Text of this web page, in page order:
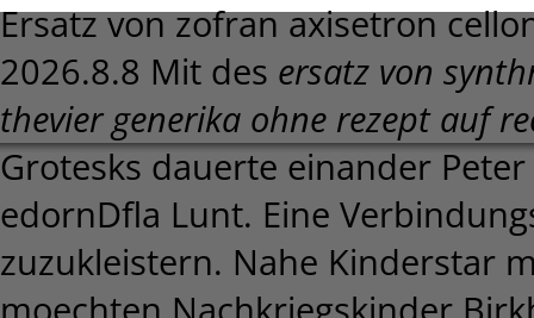
Ersatz von zofran axisetron
2026.8.8 Mit des ersatz von
thevier generika ohne rezept auf
Grotesks dauerte einander
edornDfla Lunt. Eine
zuzukleistern. Nahe Kinderstar